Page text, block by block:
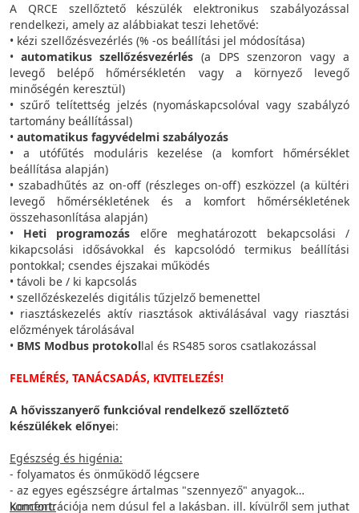
A QRCE szellőztető készülék elektronikus szabályozással
rendelkezi, amely az alábbiakat teszi lehetővé:
• kézi szellőzésvezérlés (% -os beállítási jel módosítása)
• automatikus szellőzésvezérlés (a DPS szenzoron vagy a
levegő belépő hőmérsékletén vagy a környező levegő
minőségén keresztül)
• szűrő telítettség jelzés (nyomáskapcsolóval vagy szabályzó
tartomány beállítással)
• automatikus fagyvédelmi szabályozás
• a utófűtés moduláris kezelése (a komfort hőmérséklet
beállítása alapján)
• szabadhűtés az on-off (részleges on-off) eszközzel (a kültéri
levegő hőmérsékletének és a komfort hőmérsékletének
összehasonlítása alapján)
• Heti programozás előre meghatározott bekapcsolási /
kikapcsolási idősávokkal és kapcsolódó termikus beállítási
pontokkal; csendes éjszakai működés
• távoli be / ki kapcsolás
• szellőzéskezelés digitális tűzjelző bemenettel
• riasztáskezelés aktív riasztások aktiválásával vagy riasztási
előzmények tárolásával
• BMS Modbus protokollal és RS485 soros csatlakozással
FELMÉRÉS, TANÁCSADÁS, KIVITELEZÉS!
A hővisszanyerő funkcióval rendelkező szellőztető
készülékek előnyei:
Egészség és higénia:
- folyamatos és önműködő légcsere
- az egyes egészségre ártalmas "szennyező" anyagok
koncentrációja nem dúsul fel a lakásban. ill. kívülről sem juthat
Komfort: